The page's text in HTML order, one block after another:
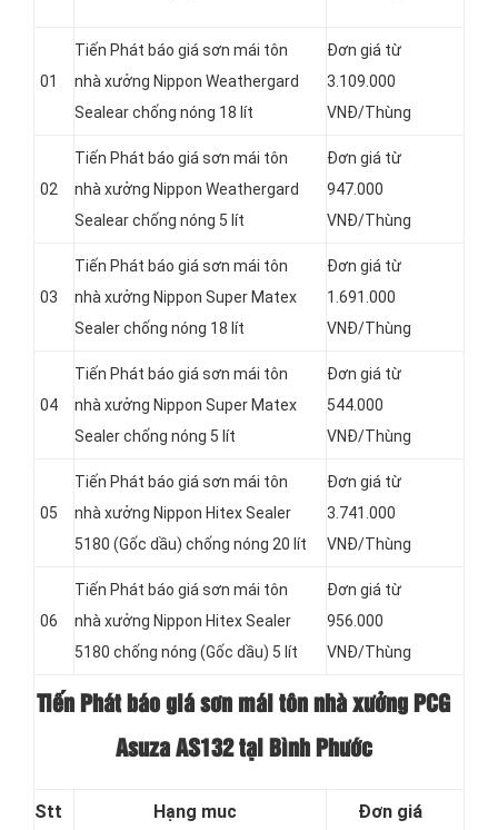
01
Tiến Phát báo giá sơn mái tôn
nhà xưởng Nippon Weathergard
Sealear chống nóng 18 lít
Đơn giá từ
3.109.000
VNĐ/Thùng
02
Tiến Phát báo giá sơn mái tôn
nhà xưởng Nippon Weathergard
Sealear chống nóng 5 lít
Đơn giá từ
947.000
VNĐ/Thùng
03
Tiến Phát báo giá sơn mái tôn
nhà xưởng Nippon Super Matex
Sealer chống nóng 18 lít
Đơn giá từ
1.691.000
VNĐ/Thùng
04
Tiến Phát báo giá sơn mái tôn
nhà xưởng Nippon Super Matex
Sealer chống nóng 5 lít
Đơn giá từ
544.000
VNĐ/Thùng
05
Tiến Phát báo giá sơn mái tôn
nhà xưởng Nippon Hitex Sealer
5180 (Gốc dầu) chống nóng 20 lít
Đơn giá từ
3.741.000
VNĐ/Thùng
06
Tiến Phát báo giá sơn mái tôn
nhà xưởng Nippon Hitex Sealer
5180 chống nóng (Gốc dầu) 5 lít
Đơn giá từ
956.000
VNĐ/Thùng
Tiến Phát báo giá sơn mái tôn nhà xưởng PCG
Asuza AS132 tại Bình Phước
Stt Hạng muc Đơn giá